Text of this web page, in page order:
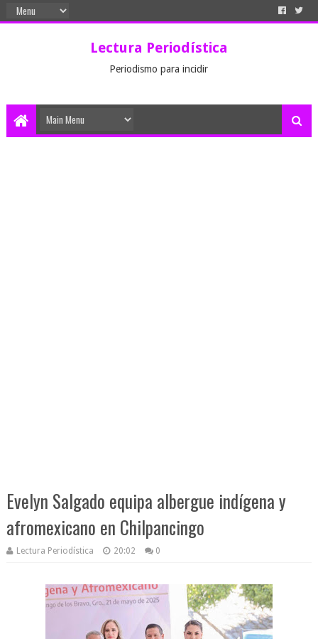
Lectura Periodística
Periodismo para incidir
Evelyn Salgado equipa albergue indígena y
afromexicano en Chilpancingo
Lectura Periodística 20:02 0